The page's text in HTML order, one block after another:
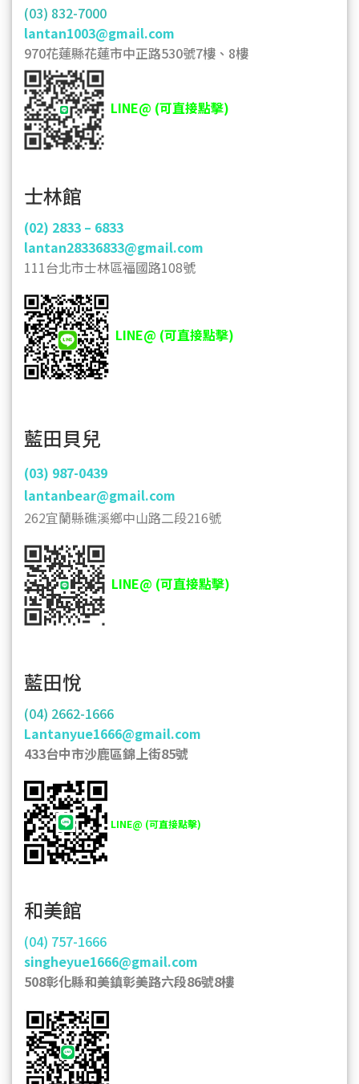
(03) 832-7000
lantan1003@gmail.com
970花蓮縣花蓮市中正路530號7樓、8樓
LINE@ (可直接點擊)
士林館
(02) 2833 – 6833
lantan28336833@gmail.com
111台北市士林區福國路108號
LINE@ (可直接點擊)
藍田貝兒
(03) 987-0439
lantanbear@gmail.com
262宜蘭縣礁溪鄉中山路二段216號
LINE@ (可直接點擊)
藍田悅
(04) 2662-1666
Lantanyue1666@gmail.com
433台中市沙鹿區錦上街85號
LINE@ (可直接點擊)
和美館
(04) 757-1666
singheyue1666@gmail.com
508彰化縣和美鎮彰美路六段86號8樓